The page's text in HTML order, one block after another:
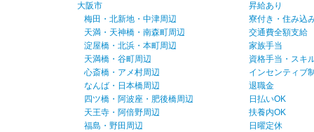
大阪市
梅田・北新地・中津周辺
天満・天神橋・南森町周辺
淀屋橋・北浜・本町周辺
天満橋・谷町周辺
心斎橋・アメ村周辺
なんば・日本橋周辺
四ツ橋・阿波座・肥後橋周辺
天王寺・阿倍野周辺
福島・野田周辺
昇給あり
寮付き・住み込
交通費全額支給
家族手当
資格手当・スキ
インセンティブ
退職金
日払いOK
扶養内OK
日曜定休